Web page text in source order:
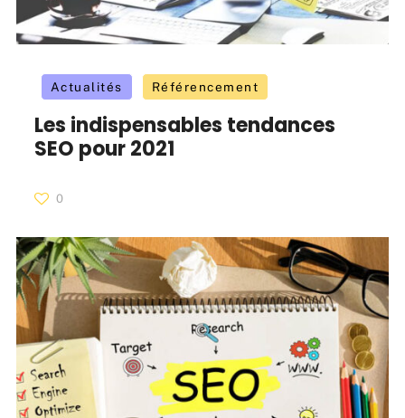
Actualités Référencement
Les indispensables tendances
SEO pour 2021
0